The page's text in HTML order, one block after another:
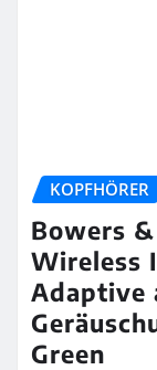
KOPFHÖRER
Bowers
Wireless
Adaptive
Green